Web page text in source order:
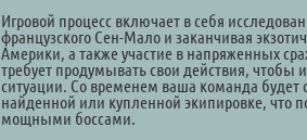
Игровой процесс включает в себя
французского Сен-Мало и заканчивая
Америки, а также участие в напряженных
требует продумывать свои действия, чтобы
ситуации. Со временем ваша команда будет
найденной или купленной экипировке, что
мощными боссами.